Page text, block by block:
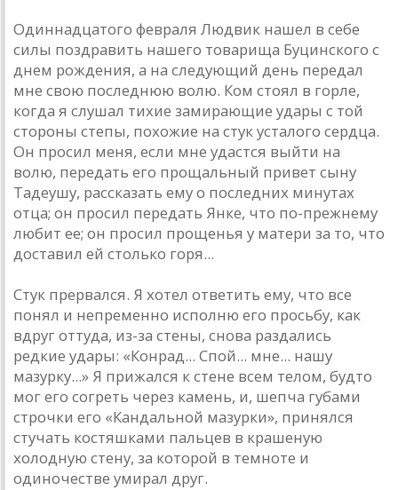
Одиннадцатого февраля Людвик нашел в себе
силы поздравить нашего товарища Буцинского с
днем рождения, а на следующий день передал
мне свою последнюю волю. Ком стоял в горле,
когда я слушал тихие замирающие удары с той
стороны степы, похожие на стук усталого сердца.
Он просил меня, если мне удастся выйти на
волю, передать его прощальный привет сыну
Тадеушу, рассказать ему о последних минутах
отца; он просил передать Янке, что по-прежнему
любит ее; он просил прощенья у матери за то, что
доставил ей столько горя...
Стук прервался. Я хотел ответить ему, что все
понял и непременно исполню его просьбу, как
вдруг оттуда, из-за стены, снова раздались
редкие удары: «Конрад... Спой... мне... нашу
мазурку...» Я прижался к стене всем телом, будто
мог его согреть через камень, и, шепча губами
строчки его «Кандальной мазурки», принялся
стучать костяшками пальцев в крашеную
холодную стену, за которой в темноте и
одиночестве умирал друг.